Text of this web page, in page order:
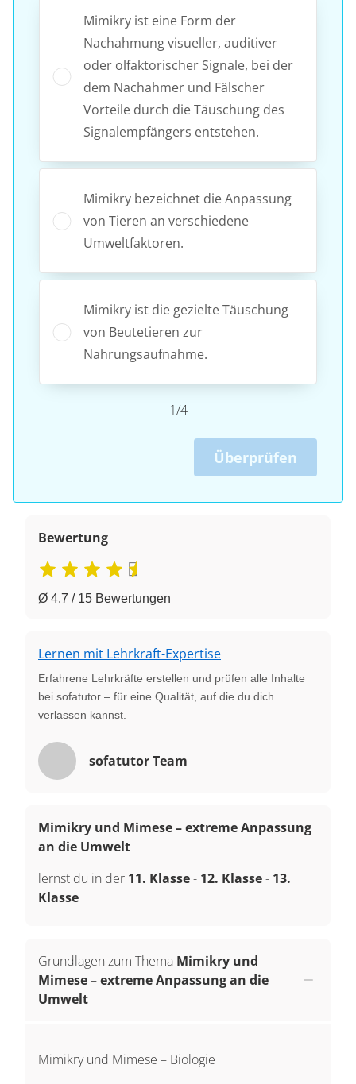
Mimikry ist eine Form der
Nachahmung visueller, auditiver
oder olfaktorischer Signale, bei der
dem Nachahmer und Fälscher
Vorteile durch die Täuschung des
Signalempfängers entstehen.
Mimikry bezeichnet die Anpassung
von Tieren an verschiedene
Umweltfaktoren.
Mimikry ist die gezielte Täuschung
von Beutetieren zur
Nahrungsaufnahme.
1/4
Überprüfen
Bewertung
Ø 4.7 / 15 Bewertungen
Lernen mit Lehrkraft-Expertise
Erfahrene Lehrkräfte erstellen und prüfen alle Inhalte
bei sofatutor – für eine Qualität, auf die du dich
verlassen kannst.
sofatutor Team
Mimikry und Mimese – extreme Anpassung
an die Umwelt
lernst du in der 11. Klasse- 12. Klasse- 13.
Klasse
Grundlagen zum Thema Mimikry und
Mimese – extreme Anpassung an die
Umwelt
Mimikry und Mimese – Biologie